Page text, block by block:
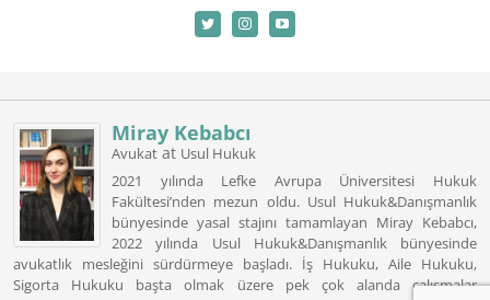
Miray Kebabcı
Avukat at Usul Hukuk
2021 yılında Lefke Avrupa Üniversitesi Hukuk
Fakültesi’nden mezun oldu. Usul Hukuk&Danışmanlık
bünyesinde yasal stajını tamamlayan Miray Kebabcı,
2022 yılında Usul Hukuk&Danışmanlık bünyesinde
avukatlık mesleğini sürdürmeye başladı. İş Hukuku, Aile Hukuku,
Sigorta Hukuku başta olmak üzere pek çok alanda çalışmalar